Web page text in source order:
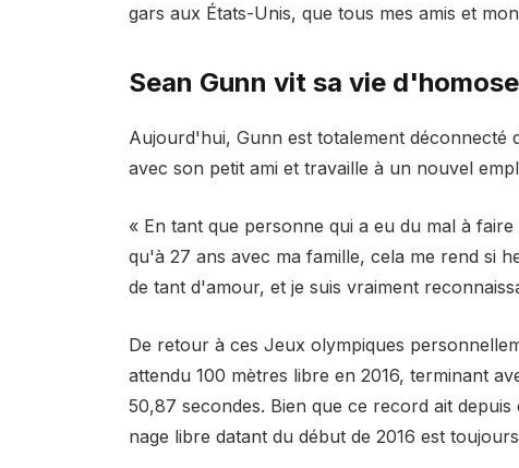
gars aux États-Unis, que tous mes amis et
Sean Gunn vit sa vie
Aujourd'hui, Gunn est totalement déconnecté
avec son petit ami et travaille à un nouvel
« En tant que personne qui a eu du mal à
qu'à 27 ans avec ma famille, cela me rend si
de tant d'amour, et je suis vraiment
De retour à ces Jeux olympiques
attendu 100 mètres libre en 2016, terminant
50,87 secondes. Bien que ce record ait
nage libre datant du début de 2016 est